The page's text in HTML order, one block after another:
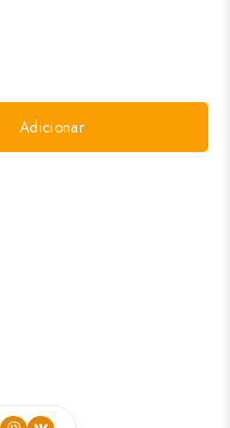
Adicionar